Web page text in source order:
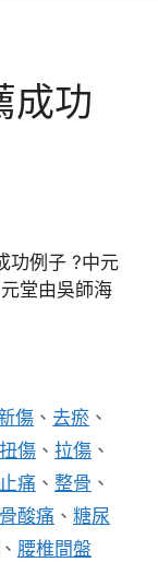
成功
功例子 ?中元
堂由吳師海
傷 、去瘀 、
扭傷 、 拉傷 、
痛 、 整骨 、
酸痛 、 糖尿
、 腰椎間盤